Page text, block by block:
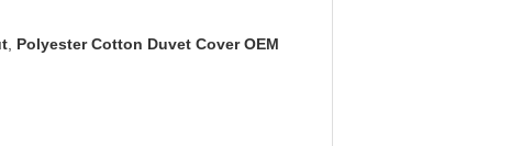
Polyester Cotton Duvet Cover OEM